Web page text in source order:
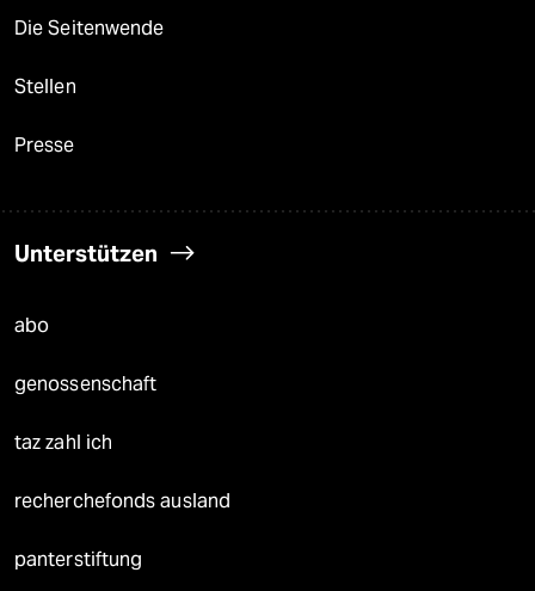
Die Seitenwende
Stellen
Presse
Unterstützen
abo
genossenschaft
taz zahl ich
recherchefonds ausland
panterstiftung